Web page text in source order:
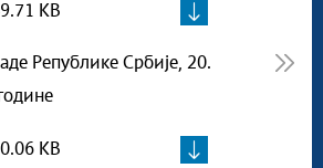
KB
Републике Србије, 20.
KB